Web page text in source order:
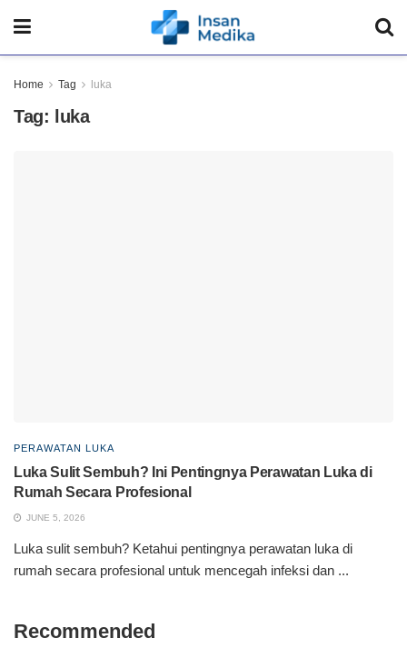
Home Tag luka
Tag: luka
PERAWATAN LUKA
Luka Sulit Sembuh? Ini Pentingnya Perawatan Luka di
Rumah Secara Profesional
JUNE 5, 2026
Luka sulit sembuh? Ketahui pentingnya perawatan luka di
rumah secara profesional untuk mencegah infeksi dan ...
Recommended